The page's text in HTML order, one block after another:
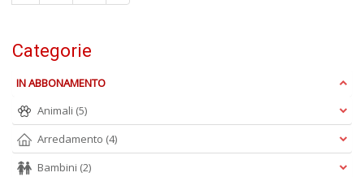
Categorie
IN ABBONAMENTO
Animali (5)
Arredamento (4)
Bambini (2)